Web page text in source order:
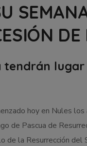
DE
hoy en Nules
de Pascua de
de la Resurrección del